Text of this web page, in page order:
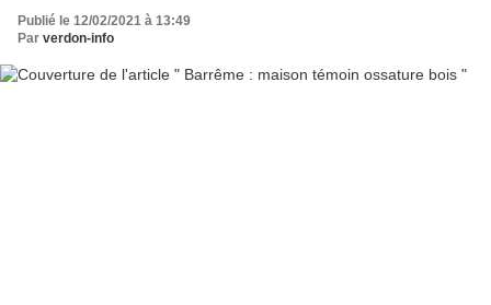
Publié le 12/02/2021 à 13:49
Par verdon-info